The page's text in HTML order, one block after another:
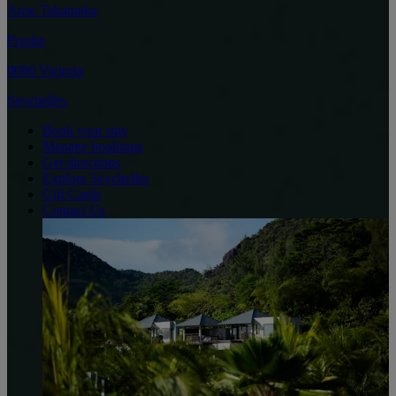
Anse Takamaka
Praslin
0000 Victoria
Seychelles
Book your stay
Manage bookings
Get directions
Explore Seychelles
Gift Cards
Contact Us